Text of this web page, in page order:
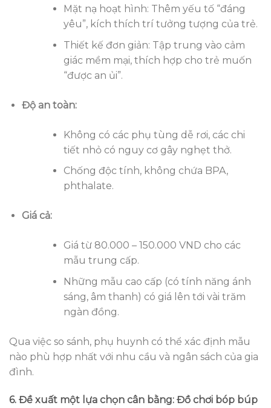
Mặt nạ hoạt hình: Thêm yếu tố “đáng
yêu”, kích thích trí tưởng tượng của trẻ.
Thiết kế đơn giản: Tập trung vào cảm
giác mềm mại, thích hợp cho trẻ muốn
“được an ủi”.
Độ an toàn:
Không có các phụ tùng dễ rơi, các chi
tiết nhỏ có nguy cơ gây nghẹt thở.
Chống độc tính, không chứa BPA,
phthalate.
Giá cả:
Giá từ 80.000 – 150.000 VND cho các
mẫu trung cấp.
Những mẫu cao cấp (có tính năng ánh
sáng, âm thanh) có giá lên tới vài trăm
ngàn đồng.
Qua việc so sánh, phụ huynh có thể xác định mẫu
nào phù hợp nhất với nhu cầu và ngân sách của gia
đình.
6. Đề xuất một lựa chọn cân bằng: Đồ chơi bóp búp